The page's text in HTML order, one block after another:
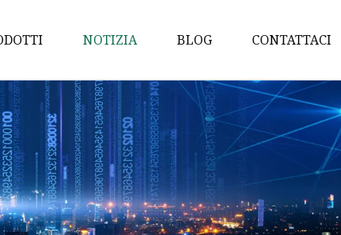
dell'acqua
a camme
dell'olio
di benzina
a gomiti
NOTIZIA BLOG CONTATTACI